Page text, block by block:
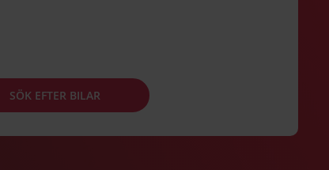
SÖK EFTER BILAR